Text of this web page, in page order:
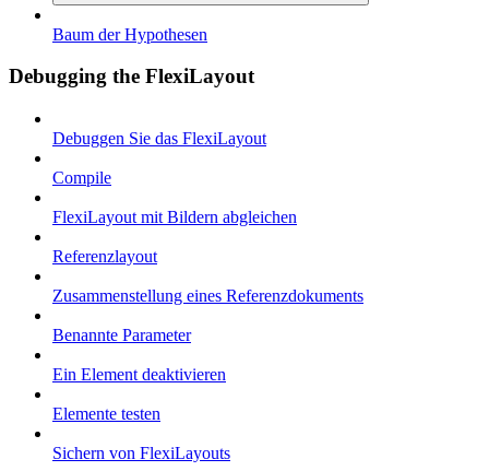
Baum der Hypothesen
Debugging the FlexiLayout
Debuggen Sie das FlexiLayout
Compile
FlexiLayout mit Bildern abgleichen
Referenzlayout
Zusammenstellung eines Referenzdokuments
Benannte Parameter
Ein Element deaktivieren
Elemente testen
Sichern von FlexiLayouts